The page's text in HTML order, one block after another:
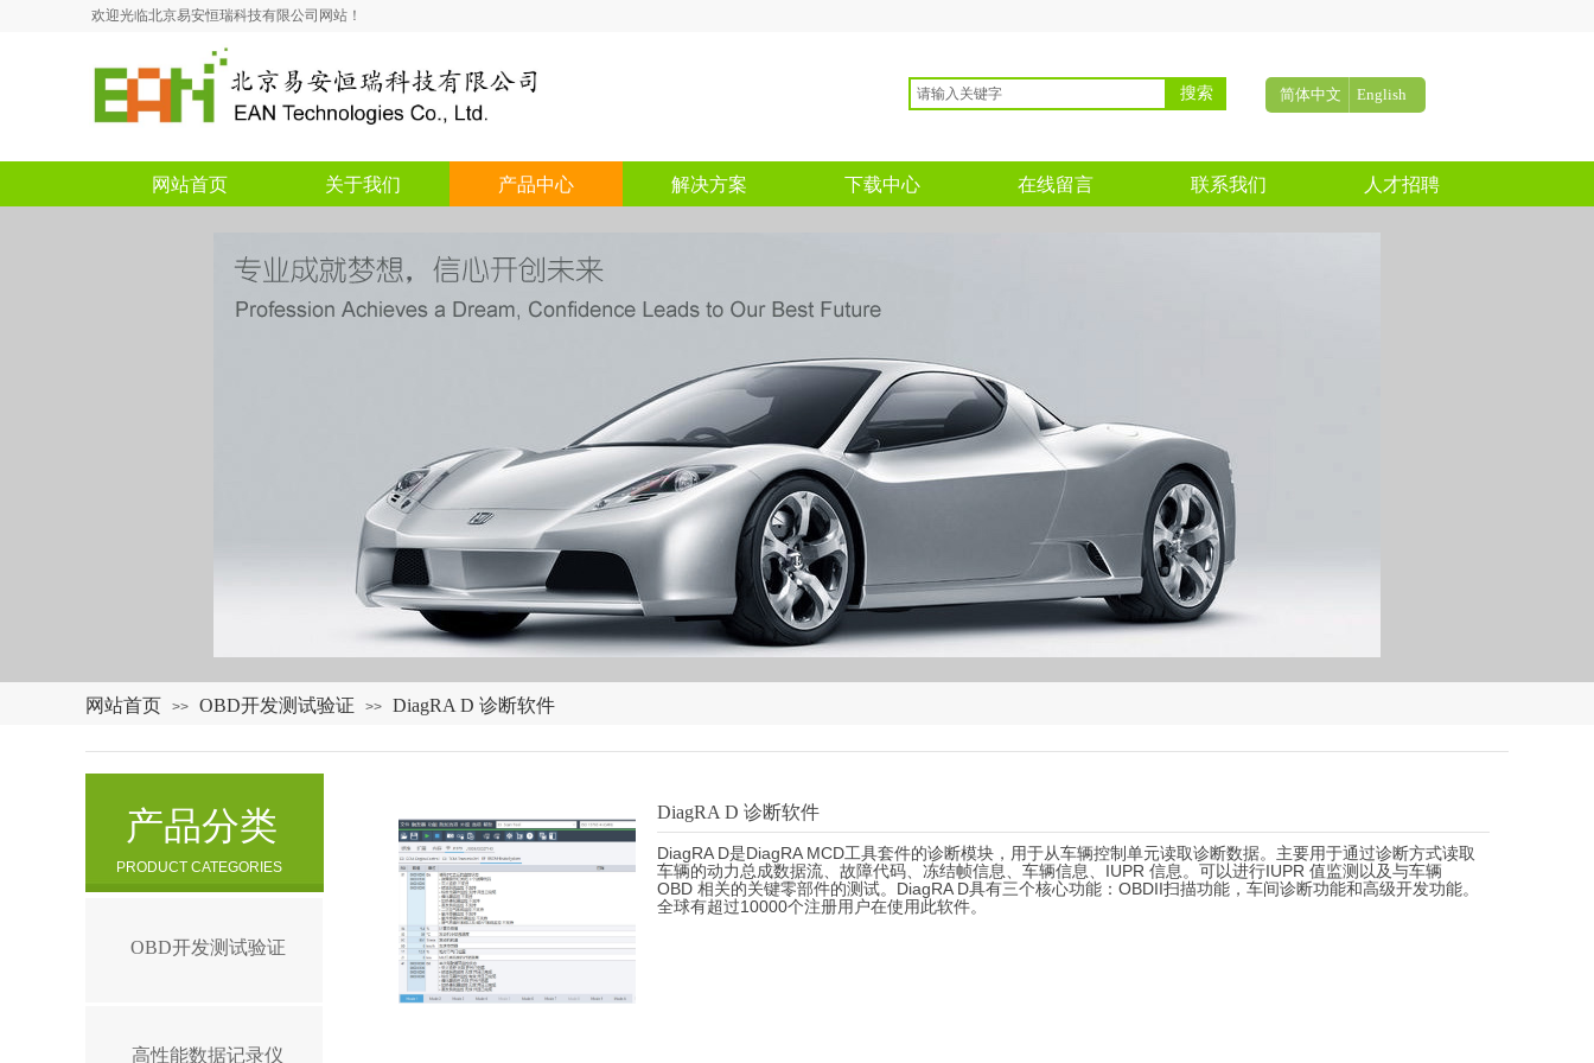
欢迎光临北京易安恒瑞科技有限公司网站！
搜索 简体中文 English
网站首页 关于我们 产品中心 解决方案 下载中心 在线留言 联系我们 人才招聘
网站首页 >> OBD开发测试验证 >> DiagRA D 诊断软件
DiagRA D 诊断软件
DiagRA D是DiagRA MCD工具套件的诊断模块，用于从车辆控制单元读取诊断数据。主要用于通过诊断方式读取
车辆的动力总成数据流、故障代码、冻结帧信息、车辆信息、IUPR 信息。可以进行IUPR 值监测以及与车辆
OBD 相关的关键零部件的测试。DiagRA D具有三个核心功能：OBDII扫描功能，车间诊断功能和高级开发功能。
全球有超过10000个注册用户在使用此软件。
产品分类
PRODUCT CATEGORIES
OBD开发测试验证
高性能数据记录仪